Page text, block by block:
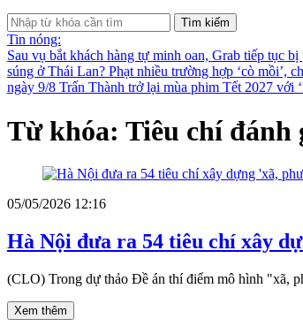
Tìm kiếm
Tin nóng:
Sau vụ bắt khách hàng tự minh oan, Grab tiếp tục
súng ở Thái Lan? Phạt nhiều trường hợp ‘cò mồi’,
ngày 9/8 Trấn Thành trở lại mùa phim Tết 2027 với
Từ khóa: Tiêu chí đánh
05/05/2026 12:16
Hà Nội đưa ra 54 tiêu chí xây
(CLO) Trong dự thảo Đề án thí điểm mô hình "xã,
Xem thêm